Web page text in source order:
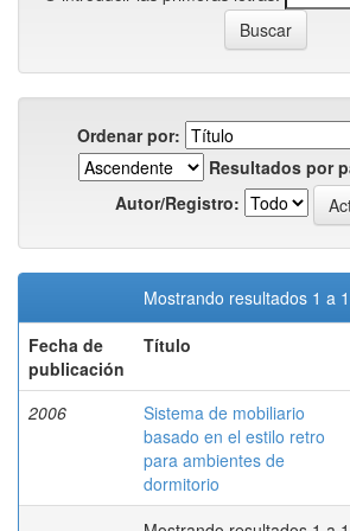
Ordenar por:
Resultados por
Autor/Registro:
Mostrando resultados 1 a
Fecha de
publicación
Título
2006
Sistema de mobiliario
basado en el estilo retro
para ambientes de
dormitorio